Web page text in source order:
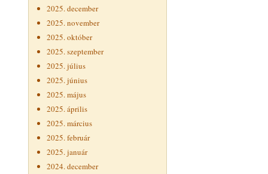
2025. december
2025. november
2025. október
2025. szeptember
2025. július
2025. június
2025. május
2025. április
2025. március
2025. február
2025. január
2024. december